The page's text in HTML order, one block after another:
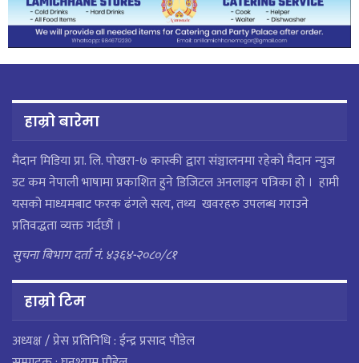
हाम्रो बारेमा
मैदान मिडिया प्रा. लि. पाेखरा-७ कास्की द्वारा संञ्चालनमा रहेको मैदान न्युज
डट कम नेपाली भाषामा प्रकाशित हुने डिजिटल अनलाइन पत्रिका हो । हामी
यसको माध्यमबाट फरक ढंगले सत्य, तथ्य खवरहरु उपलब्ध गराउने
प्रतिवद्धता व्यक्त गर्दछौं ।
सुचना बिभाग दर्ता नं. ४३६४-२०८०/८१
हाम्राे टिम
अध्यक्ष / प्रेस प्रतिनिधि : ईन्द्र प्रसाद पौडेल